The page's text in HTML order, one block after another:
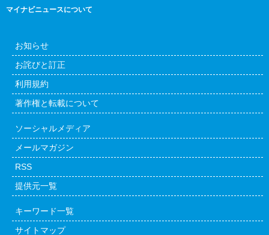
マイナビニュースについて
お知らせ
お詫びと訂正
利用規約
著作権と転載について
ソーシャルメディア
メールマガジン
RSS
提供元一覧
キーワード一覧
サイトマップ